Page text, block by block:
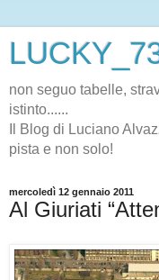
non seguo tabelle,
istinto......
Il Blog di Luciano
pista e non solo!
mercoledì 12 gennaio 2011
Al Giuriati